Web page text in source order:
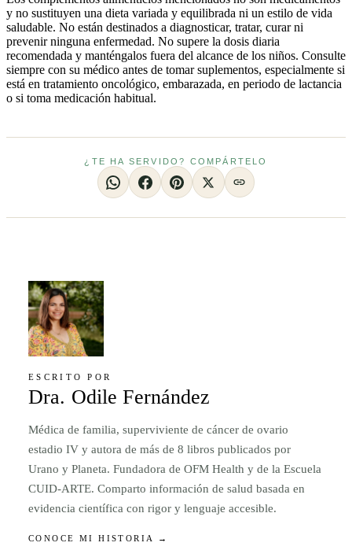
y no sustituyen una dieta variada y equilibrada ni un estilo de vida
saludable. No están destinados a diagnosticar, tratar, curar ni
prevenir ninguna enfermedad. No supere la dosis diaria
recomendada y manténgalos fuera del alcance de los niños. Consulte
siempre con su médico antes de tomar suplementos, especialmente si
está en tratamiento oncológico, embarazada, en periodo de lactancia
o si toma medicación habitual.
¿TE HA SERVIDO? COMPÁRTELO
ESCRITO POR
Dra. Odile Fernández
Médica de familia, superviviente de cáncer de ovario
estadio IV y autora de más de 8 libros publicados por
Urano y Planeta. Fundadora de OFM Health y de la Escuela
CUID-ARTE. Comparto información de salud basada en
evidencia científica con rigor y lenguaje accesible.
CONOCE MI HISTORIA →